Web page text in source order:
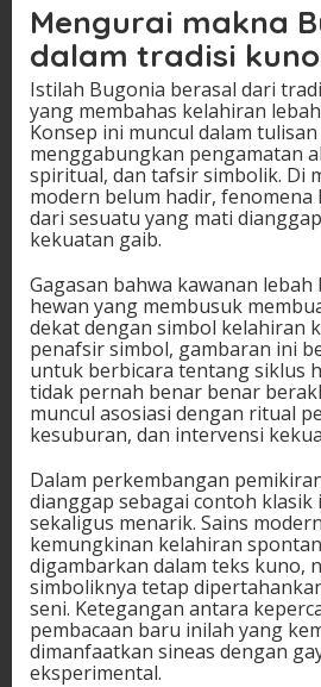
Mengurai makna
dalam tradisi kuno
Istilah Bugonia berasal dari
yang membahas kelahiran
Konsep ini muncul dalam
menggabungkan pengamatan
spiritual, dan tafsir simbolik. Di
modern belum hadir, fenomena
dari sesuatu yang mati
kekuatan gaib.
Gagasan bahwa kawanan
hewan yang membusuk
dekat dengan simbol kelahiran
penafsir simbol, gambaran ini
untuk berbicara tentang siklus
tidak pernah benar benar
muncul asosiasi dengan ritual
kesuburan, dan intervensi
Dalam perkembangan
dianggap sebagai contoh klasik
sekaligus menarik. Sains
kemungkinan kelahiran
digambarkan dalam teks kuno,
simboliknya tetap
seni. Ketegangan antara
pembacaan baru inilah yang
dimanfaatkan sineas dengan
eksperimental.